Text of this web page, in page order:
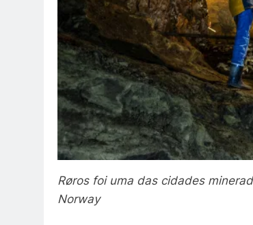
Røros foi uma das cidades
Norway